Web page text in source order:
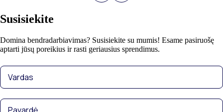
Susisiekite
Domina bendradarbiavimas? Susisiekite su mumis! Esame pasiruošę
aptarti jūsų poreikius ir rasti geriausius sprendimus.